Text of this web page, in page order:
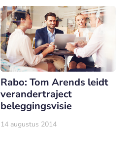
Rabo: Tom Arends leidt
verandertraject
beleggingsvisie
14 augustus 2014